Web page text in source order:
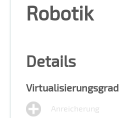
Robotik
Details
Virtualisierungsgrad
Anreicherung